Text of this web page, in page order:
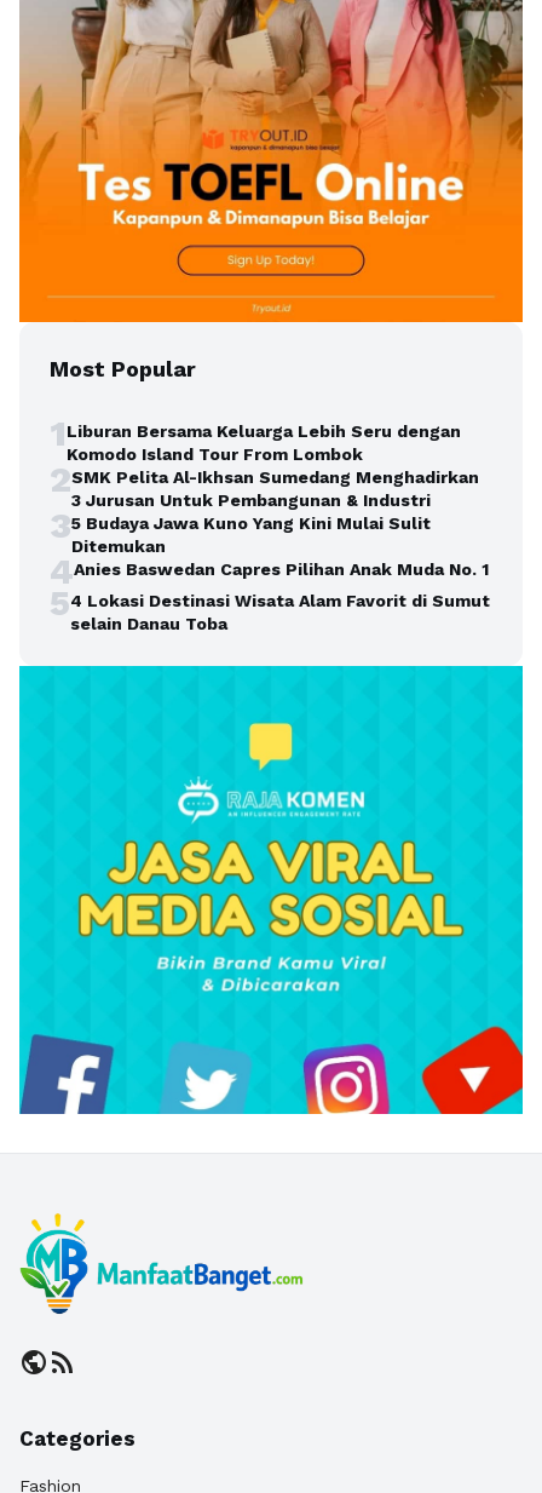
Most Popular
1Liburan Bersama Keluarga Lebih Seru dengan
Komodo Island Tour From Lombok
2SMK Pelita Al-Ikhsan Sumedang Menghadirkan
3 Jurusan Untuk Pembangunan & Industri
35 Budaya Jawa Kuno Yang Kini Mulai Sulit
Ditemukan
4Anies Baswedan Capres Pilihan Anak Muda No. 1
54 Lokasi Destinasi Wisata Alam Favorit di Sumut
selain Danau Toba
publicrss_feed
Categories
Fashion